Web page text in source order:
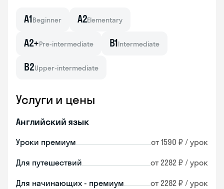
A1Beginner A2Elementary
A2+Pre-intermediate B1Intermediate
B2Upper-intermediate
Услуги и цены
Английский язык
Уроки премиум от 1590 ₽ / урок
Для путешествий от 2282 ₽ / урок
Для начинающих - премиум от 2282 ₽ / урок